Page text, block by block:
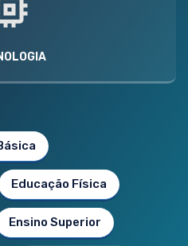
Educação Física
Ensino Superior